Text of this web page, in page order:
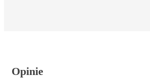
Opinie